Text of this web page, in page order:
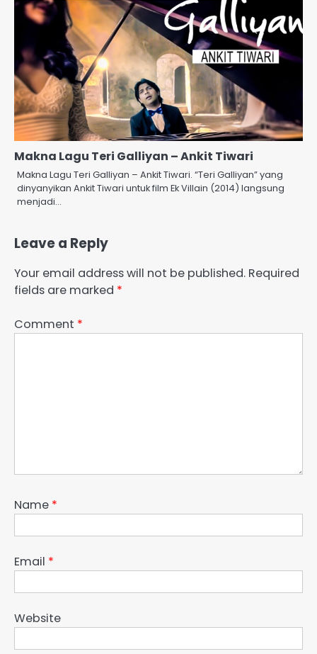
Makna Lagu Teri Galliyan – Ankit Tiwari
Makna Lagu Teri Galliyan – Ankit Tiwari. “Teri Galliyan” yang
dinyanyikan Ankit Tiwari untuk film Ek Villain (2014) langsung
menjadi…
Leave a Reply
Your email address will not be published. Required
fields are marked *
Comment *
Name *
Email *
Website